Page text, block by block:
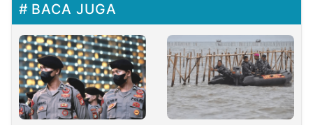
BACA JUGA